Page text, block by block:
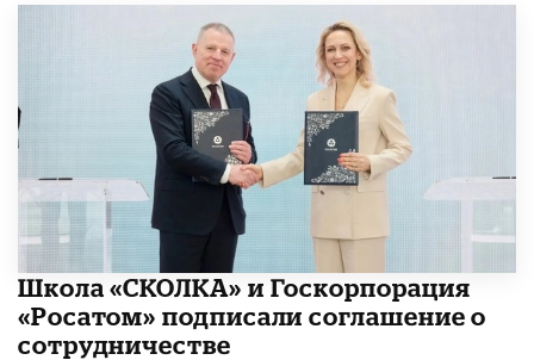
Школа «СКОЛКА» и Госкорпорация
«Росатом» подписали соглашение о
сотрудничестве